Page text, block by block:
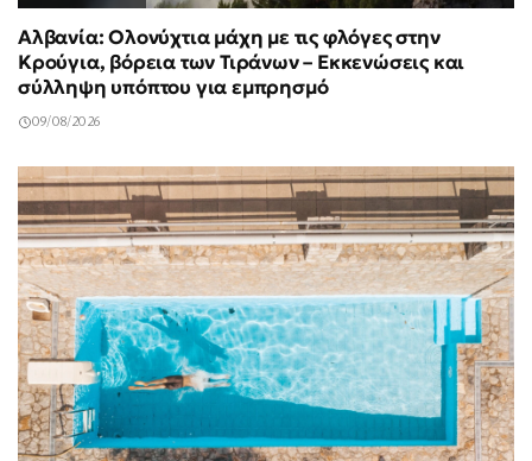
Αλβανία: Ολονύχτια μάχη με τις φλόγες στην
Κρούγια, βόρεια των Τιράνων – Εκκενώσεις και
σύλληψη υπόπτου για εμπρησμό
09/08/2026